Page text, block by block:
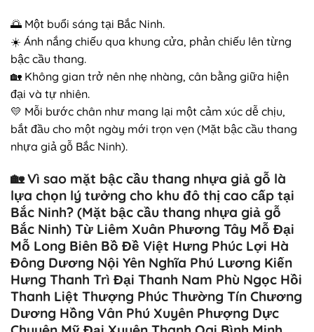
🌅 Một buổi sáng tại Bắc Ninh.
☀️ Ánh nắng chiếu qua khung cửa, phản chiếu lên từng
bậc cầu thang.
🏡 Không gian trở nên nhẹ nhàng, cân bằng giữa hiện
đại và tự nhiên.
💛 Mỗi bước chân như mang lại một cảm xúc dễ chịu,
bắt đầu cho một ngày mới trọn vẹn (Mặt bậc cầu thang
nhựa giả gỗ Bắc Ninh).
🏡Vì sao mặt bậc cầu thang nhựa giả gỗ là
lựa chọn lý tưởng cho khu đô thị cao cấp tại
Bắc Ninh? (Mặt bậc cầu thang nhựa giả gỗ
Bắc Ninh) Từ Liêm Xuân Phương Tây Mỗ Đại
Mỗ Long Biên Bồ Đề Việt Hưng Phúc Lợi Hà
Đông Dương Nội Yên Nghĩa Phú Lương Kiến
Hưng Thanh Trì Đại Thanh Nam Phù Ngọc Hồi
Thanh Liệt Thượng Phúc Thường Tín Chương
Dương Hồng Vân Phú Xuyên Phượng Dực